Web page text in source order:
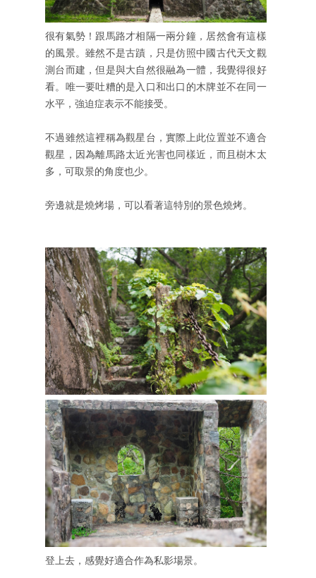
很有氣勢！跟馬路才相隔一兩分鐘，居然會有這樣
的風景。雖然不是古蹟，只是仿照中國古代天文觀
測台而建，但是與大自然很融為一體，我覺得很好
看。唯一要吐糟的是入口和出口的木牌並不在同一
水平，強迫症表示不能接受。
不過雖然這裡稱為觀星台，實際上此位置並不適合
觀星，因為離馬路太近光害也同樣近，而且樹木太
多，可取景的角度也少。
旁邊就是燒烤場，可以看著這特別的景色燒烤。
登上去，感覺好適合作為私影場景。